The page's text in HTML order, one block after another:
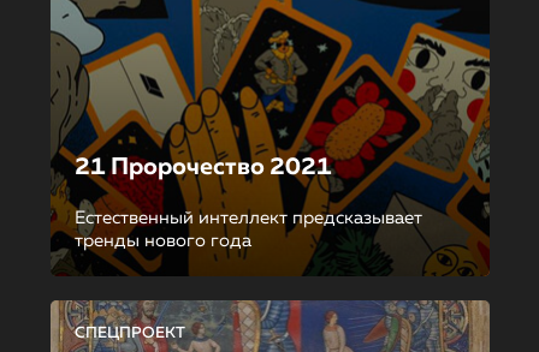
21 Пророчество 2021
Естественный интеллект предсказывает
тренды нового года
СПЕЦПРОЕКТ